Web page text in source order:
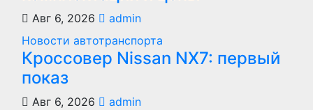
Авг 6, 2026
admin
Новости автотранспорта
Кроссовер Nissan NX7: первый
показ
Авг 6, 2026
admin